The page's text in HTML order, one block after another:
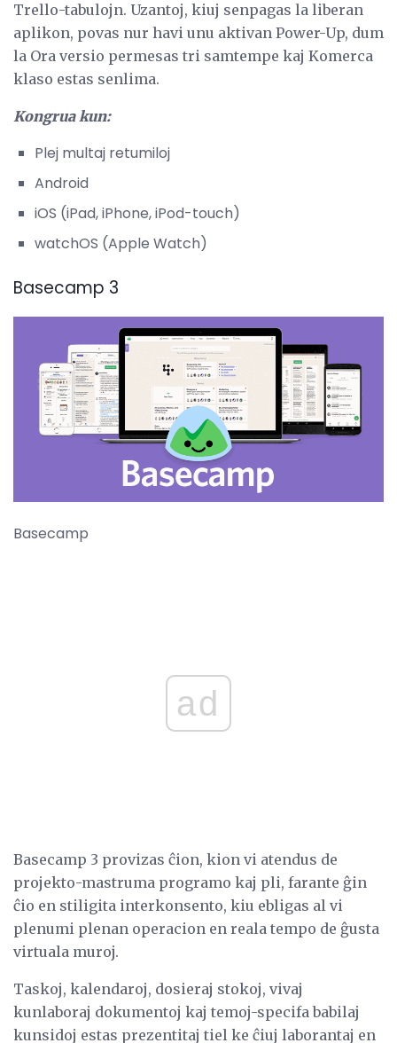
Trello-tabulojn. Uzantoj, kiuj senpagas la liberan
aplikon, povas nur havi unu aktivan Power-Up, dum
la Ora versio permesas tri samtempe kaj Komerca
klaso estas senlima.
Kongrua kun:
Plej multaj retumiloj
Android
iOS (iPad, iPhone, iPod-touch)
watchOS (Apple Watch)
Basecamp 3
Basecamp
ad
Basecamp 3 provizas ĉion, kion vi atendus de
projekto-mastruma programo kaj pli, farante ĝin
ĉio en stiligita interkonsento, kiu ebligas al vi
plenumi plenan operacion en reala tempo de ĝusta
virtuala muroj.
Taskoj, kalendaroj, dosieraj stokoj, vivaj
kunlaboraj dokumentoj kaj temoj-specifa babilaj
kunsidoj estas prezentitaj tiel ke ĉiuj laborantaj en